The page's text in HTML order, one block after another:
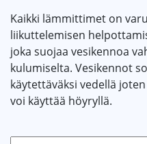
Kaikki lämmittimet on
liikuttelemisen
joka suojaa vesikennoa
kulumiselta. Vesikennot
käytettäväksi vedellä
voi käyttää höyryllä.